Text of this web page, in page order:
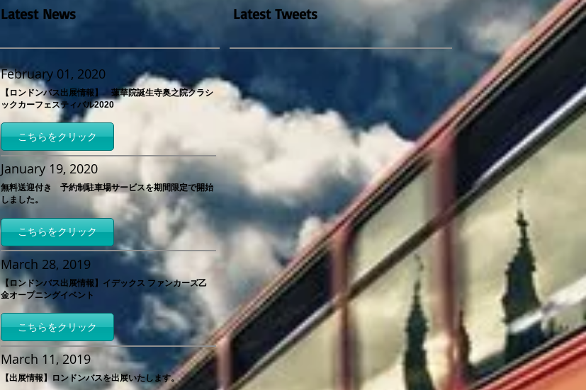
Latest News
February 01, 2020
【ロンドンバス出展情報】 蓮華院誕生寺奥之院クラシ
ックカーフェスティバル2020
こちらをクリック
January 19, 2020
無料送迎付き 予約制駐車場サービスを期間限定で開始
しました。
こちらをクリック
March 28, 2019
【ロンドンバス出展情報】イデックス ファンカーズ乙
金オープニングイベント
こちらをクリック
March 11, 2019
【出展情報】ロンドンバスを出展いたします。
NEW
Latest Tweets